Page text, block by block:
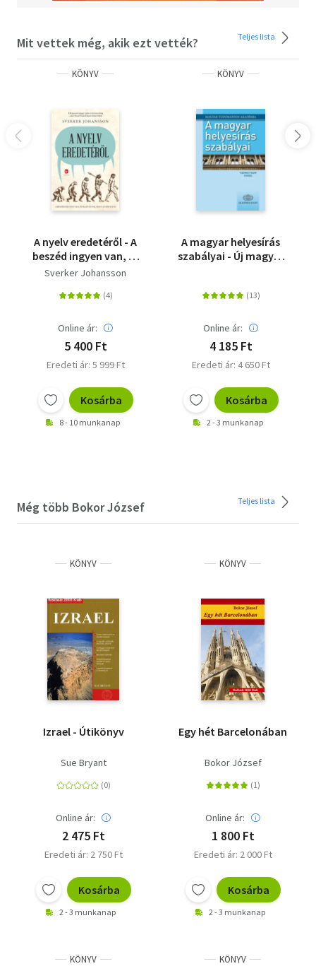
Mit vettek még, akik ezt vették? Teljes lista
KÖNYV
A nyelv eredetéről - A
beszéd ingyen van, és
hazudunk, mint a
Sverker Johansson
Online ár:
5 400 Ft
Eredeti ár: 5 999 Ft
Kosárba
8 - 10 munkanap
KÖNYV
A magyar helyesírás
szabályai - Új magyar
Online ár:
4 185 Ft
Eredeti ár: 4 650 Ft
Kosárba
2 - 3 munkanap
Még több Bokor József Teljes lista
KÖNYV
Izrael - Útikönyv
Sue Bryant
Online ár:
2 475 Ft
Eredeti ár: 2 750 Ft
Kosárba
2 - 3 munkanap
KÖNYV
Egy hét Barcelonában
Bokor József
Online ár:
1 800 Ft
Eredeti ár: 2 000 Ft
Kosárba
2 - 3 munkanap
KÖNYV KÖNYV